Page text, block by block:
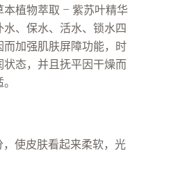
本植物萃取 – 紫苏叶精华
、保水、活水、锁水四
加强肌肤屏障功能，时
状态，并且抚平因干燥而
使皮肤看起来柔软，光